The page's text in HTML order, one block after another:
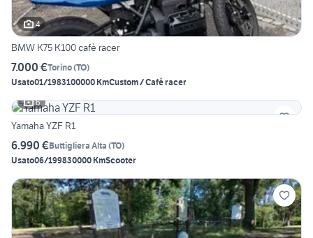
4
BMW K75 K100 cafè racer
7.000 €Torino(TO)
Usato01/1983100000 KmCustom / Café racer
6
Yamaha YZF R1
6.990 €Buttigliera Alta (TO)
Usato06/199830000 KmScooter